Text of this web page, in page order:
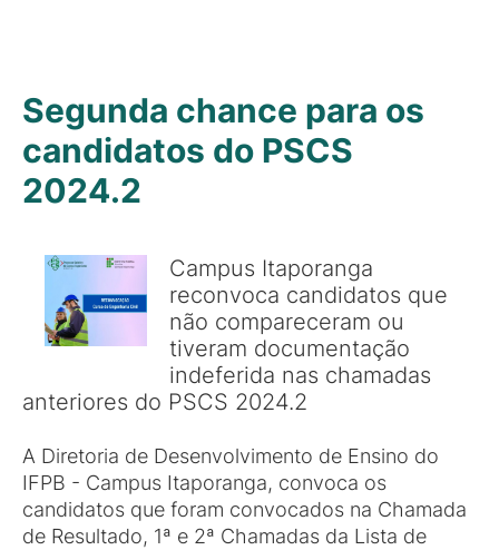
Segunda chance para os
candidatos do PSCS
2024.2
Campus Itaporanga
reconvoca candidatos que
não compareceram ou
tiveram documentação
indeferida nas chamadas
anteriores do PSCS 2024.2
A Diretoria de Desenvolvimento de Ensino do
IFPB - Campus Itaporanga, convoca os
candidatos que foram convocados na Chamada
de Resultado, 1ª e 2ª Chamadas da Lista de